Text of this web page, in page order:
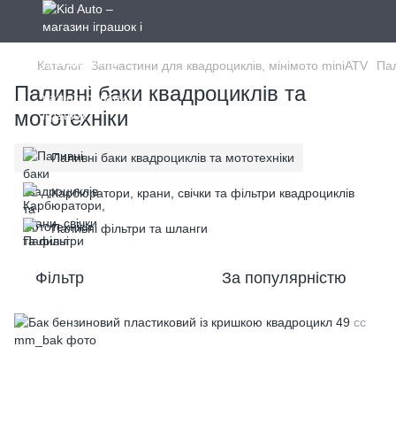
Каталог Запчастини для квадроциклів, мінімото miniATV
Паливні баки квадроциклів та
мототехніки
Паливні баки квадроциклів та мототехніки
Карбюратори, крани, свічки та фільтри квадроциклів
Паливні фільтри та шланги
Фільтр За популярністю